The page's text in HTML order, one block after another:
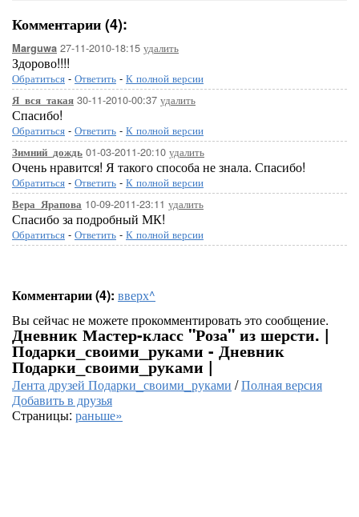
Комментарии (4):
Marguwa 27-11-2010-18:15 удалить
Здорово!!!!
Обратиться - Ответить - К полной версии
Я_вся_такая 30-11-2010-00:37 удалить
Спасибо!
Обратиться - Ответить - К полной версии
Зимний_дождь 01-03-2011-20:10 удалить
Очень нравится! Я такого способа не знала. Спасибо!
Обратиться - Ответить - К полной версии
Вера_Ярапова 10-09-2011-23:11 удалить
Спасибо за подробный МК!
Обратиться - Ответить - К полной версии
Комментарии (4): вверх^
Вы сейчас не можете прокомментировать это сообщение.
Дневник Мастер-класс "Роза" из шерсти. |
Подарки_своими_руками - Дневник
Подарки_своими_руками |
Лента друзей Подарки_своими_руками /Полная версия
Добавить в друзья
Страницы: раньше»